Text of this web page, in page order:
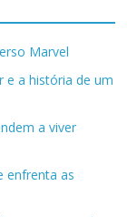
Marvel
e a história de um
a viver
enfrenta as